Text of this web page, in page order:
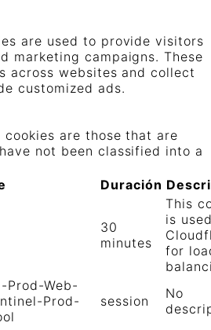
are used to provide visitors
marketing campaigns. These
across websites and collect
customized ads.
are those that are
not been classified into a
Duración
30
minutes
This
is
for
Prod-Web-
Prod-
session
No